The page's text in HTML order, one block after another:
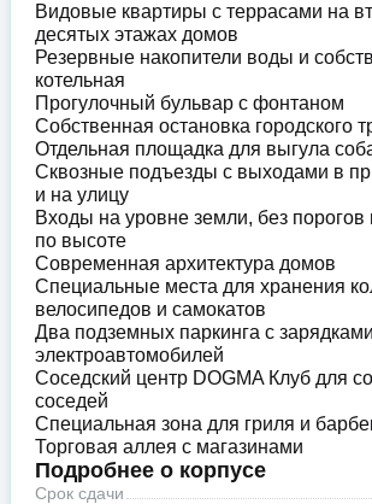
Видовые квартиры с террасами на
десятых этажах домов
Резервные накопители воды и
котельная
Прогулочный бульвар с фонтаном
Собственная остановка городского
Отдельная площадка для выгула
Сквозные подъезды с выходами в
и на улицу
Входы на уровне земли, без порогов
по высоте
Современная архитектура домов
Специальные места для хранения
велосипедов и самокатов
Два подземных паркинга с
электроавтомобилей
Соседский центр DOGMA Клуб для
соседей
Специальная зона для гриля и
Торговая аллея с магазинами
Подробнее о корпусе
Срок сдачи